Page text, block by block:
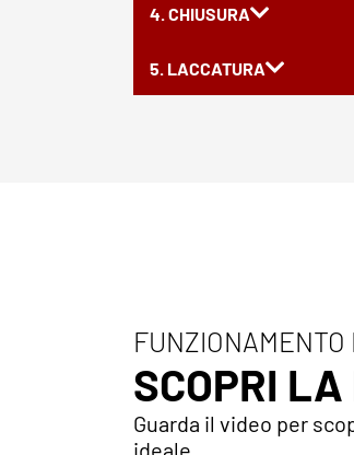
4. CHIUSURA
5. LACCATURA
SCOPRI LA
Guarda il video per
ideale.